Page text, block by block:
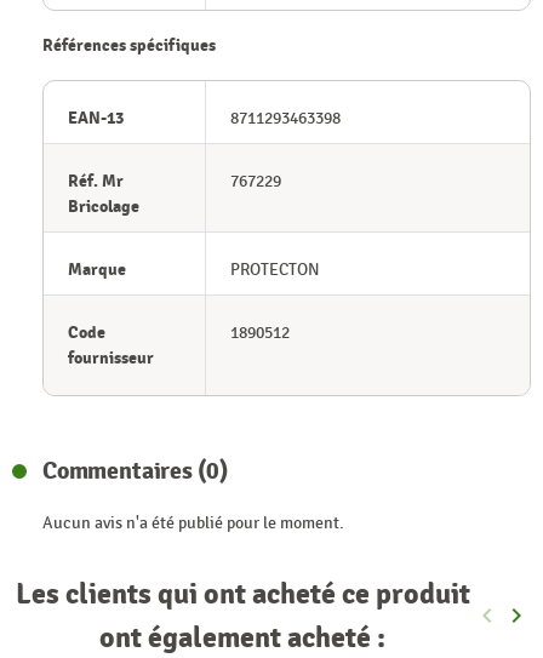
Références spécifiques
EAN-13 8711293463398
Réf. Mr
Bricolage
767229
Marque PROTECTON
Code
fournisseur
1890512
Commentaires (0)
Aucun avis n'a été publié pour le moment.
Les clients qui ont acheté ce produit
ont également acheté :
keyboard_arrow_left keyboard_arrow_right